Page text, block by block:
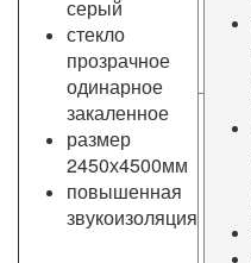
серый
стекло
прозрачное
одинарное
закаленное
размер
2450х4500мм
повышенная
звукоизоляция